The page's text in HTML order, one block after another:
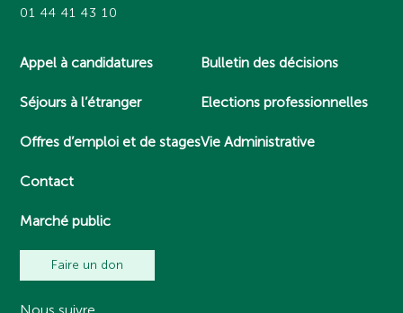
01 44 41 43 10
Appel à candidatures
Séjours à l’étranger
Offres d’emploi et de stages
Contact
Marché public
Bulletin des décisions
Elections professionnelles
Vie Administrative
Faire un don